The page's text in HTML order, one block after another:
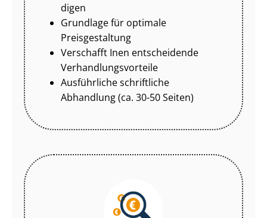
di­gen
Grundlage für optimale
Preisgestaltung
Verschafft Inen entscheidende
Ver­hand­lungs­vor­tei­le
Ausführliche schriftliche
Abhandlung (ca. 30-50 Seiten)